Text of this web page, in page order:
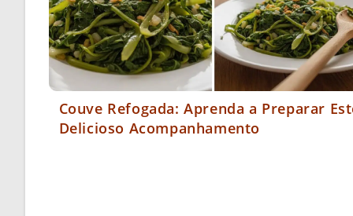
Couve Refogada: Aprenda a Preparar
Delicioso Acompanhamento